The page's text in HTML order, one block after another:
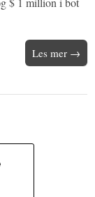
Les mer →